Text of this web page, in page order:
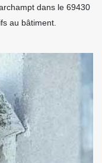
dans le 69430
au bâtiment.